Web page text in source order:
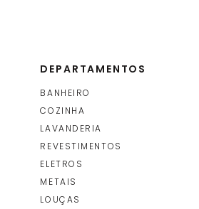
DEPARTAMENTOS
BANHEIRO
COZINHA
LAVANDERIA
REVESTIMENTOS
ELETROS
METAIS
LOUÇAS